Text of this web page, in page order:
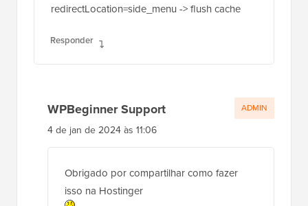
redirectLocation=side_menu -> flush cache
Responder
WPBeginner Support
4 de jan de 2024 às 11:06
Obrigado por compartilhar como fazer
isso na Hostinger
ADMIN